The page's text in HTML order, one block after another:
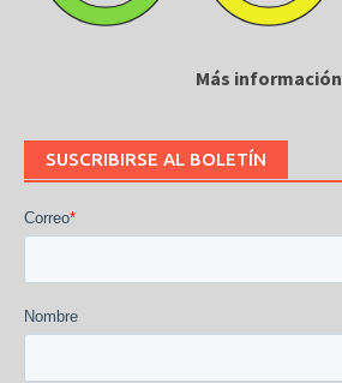
Más información
SUSCRIBIRSE AL BOLETÍN